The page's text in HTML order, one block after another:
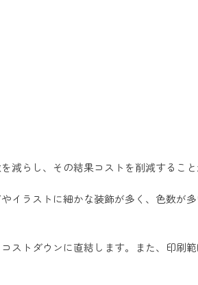
減らし、その結果コストを削減すること
イラストに細かな装飾が多く、色数が
ストダウンに直結します。また、印刷